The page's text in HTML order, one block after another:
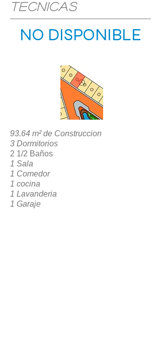
Tecnicas
NO DISPONIBLE
93.64 m² de Construccion
3 Dormitorios
2 1/2 Baños
1 Sala
1 Comedor
1 cocina
1 Lavanderia
1 Garaje